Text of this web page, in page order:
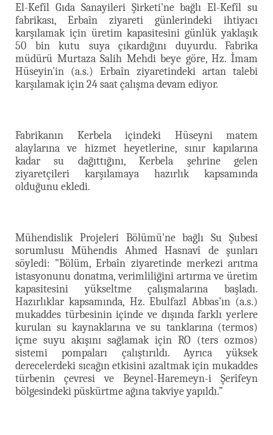
El-Kefîl Gıda Sanayileri Şirketi'ne bağlı El-Kefîl su
fabrikası, Erbaîn ziyareti günlerindeki ihtiyacı
karşılamak için üretim kapasitesini günlük yaklaşık
50 bin kutu suya çıkardığını duyurdu. Fabrika
müdürü Murtaza Salih Mehdi beye göre, Hz. İmam
Hüseyin'in (a.s.) Erbaîn ziyaretindeki artan talebi
karşılamak için 24 saat çalışma devam ediyor.
Fabrikanın Kerbela içindeki Hüseyni matem
alaylarına ve hizmet heyetlerine, sınır kapılarına
kadar su dağıttığını, Kerbela şehrine gelen
ziyaretçileri karşılamaya hazırlık kapsamında
olduğunu ekledi.
Mühendislik Projeleri Bölümü'ne bağlı Su Şubesi
sorumlusu Mühendis Ahmed Hasnavî de şunları
söyledi: "Bölüm, Erbaîn ziyaretinde merkezi arıtma
istasyonunu donatma, verimliliğini artırma ve üretim
kapasitesini yükseltme çalışmalarına başladı.
Hazırlıklar kapsamında, Hz. Ebulfazl Abbas’ın (a.s.)
mukaddes türbesinin içinde ve dışında farklı yerlere
kurulan su kaynaklarına ve su tanklarına (termos)
içme suyu akışını sağlamak için RO (ters ozmos)
sistemi pompaları çalıştırıldı. Ayrıca yüksek
derecelerdeki sıcağın etkisini azaltmak için mukaddes
türbenin çevresi ve Beynel-Haremeyn-i Şerîfeyn
bölgesindeki püskürtme ağına takviye yapıldı.”